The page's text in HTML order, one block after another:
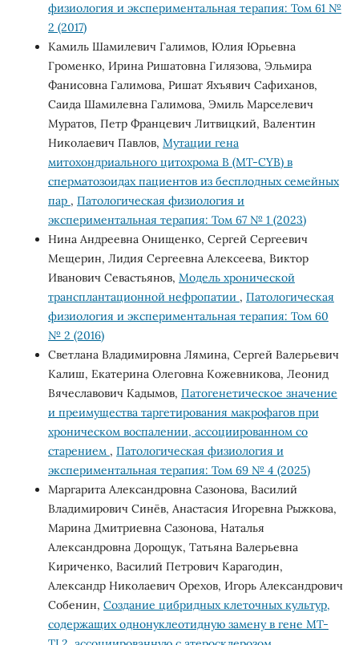
физиология и экспериментальная терапия: Том 61 №
2 (2017)
Камиль Шамилевич Галимов, Юлия Юрьевна
Громенко, Ирина Ришатовна Гилязова, Эльмира
Фанисовна Галимова, Ришат Яхъявич Сафиханов,
Саида Шамилевна Галимова, Эмиль Марселевич
Муратов, Петр Францевич Литвицкий, Валентин
Николаевич Павлов, Мутации гена
митохондриального цитохрома В (MT-CYB) в
сперматозоидах пациентов из бесплодных семейных
пар , Патологическая физиология и
экспериментальная терапия: Том 67 № 1 (2023)
Нина Андреевна Онищенко, Сергей Сергеевич
Мещерин, Лидия Сергеевна Алексеева, Виктор
Иванович Севастьянов, Модель хронической
трансплантационной нефропатии , Патологическая
физиология и экспериментальная терапия: Том 60
№ 2 (2016)
Светлана Владимировна Лямина, Сергей Валерьевич
Калиш, Екатерина Олеговна Кожевникова, Леонид
Вячеславович Кадымов, Патогенетическое значение
и преимущества таргетирования макрофагов при
хроническом воспалении, ассоциированном со
старением , Патологическая физиология и
экспериментальная терапия: Том 69 № 4 (2025)
Маргарита Александровна Сазонова, Василий
Владимирович Синёв, Анастасия Игоревна Рыжкова,
Марина Дмитриевна Сазонова, Наталья
Александровна Дорощук, Татьяна Валерьевна
Кириченко, Василий Петрович Карагодин,
Александр Николаевич Орехов, Игорь Александрович
Собенин, Создание цибридных клеточных культур,
содержащих однонуклеотидную замену в гене MT-